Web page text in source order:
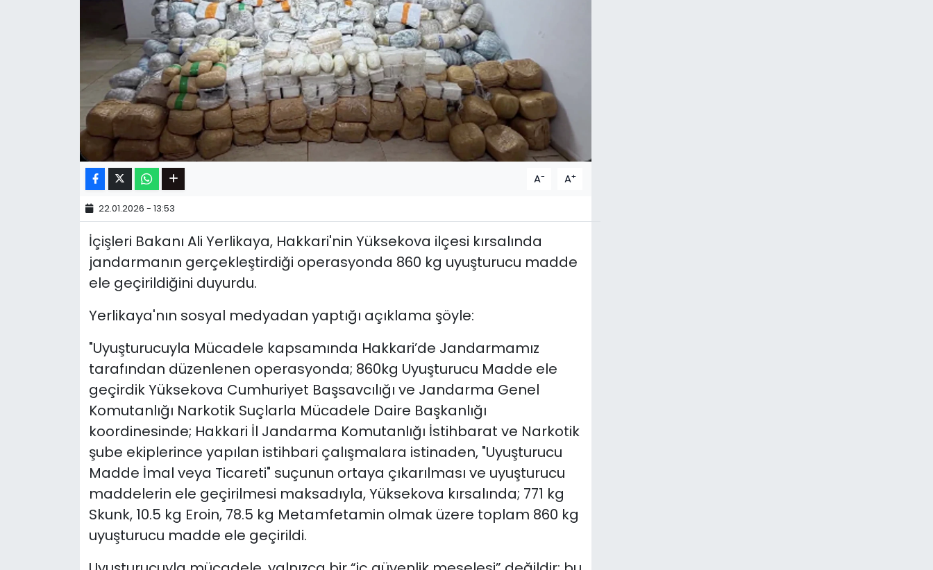
A- A+
22.01.2026 - 13:53
İçişleri Bakanı Ali Yerlikaya, Hakkari'nin Yüksekova ilçesi kırsalında
jandarmanın gerçekleştirdiği operasyonda 860 kg uyuşturucu madde
ele geçirildiğini duyurdu.
Yerlikaya'nın sosyal medyadan yaptığı açıklama şöyle:
"Uyuşturucuyla Mücadele kapsamında Hakkari’de Jandarmamız
tarafından düzenlenen operasyonda; 860kg Uyuşturucu Madde ele
geçirdik Yüksekova Cumhuriyet Başsavcılığı ve Jandarma Genel
Komutanlığı Narkotik Suçlarla Mücadele Daire Başkanlığı
koordinesinde; Hakkari İl Jandarma Komutanlığı İstihbarat ve Narkotik
şube ekiplerince yapılan istihbari çalışmalara istinaden, "Uyuşturucu
Madde İmal veya Ticareti" suçunun ortaya çıkarılması ve uyuşturucu
maddelerin ele geçirilmesi maksadıyla, Yüksekova kırsalında; 771 kg
Skunk, 10.5 kg Eroin, 78.5 kg Metamfetamin olmak üzere toplam 860 kg
uyuşturucu madde ele geçirildi.